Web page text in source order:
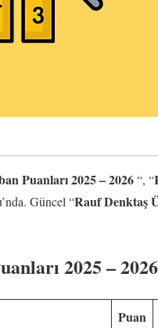
Puanları 2025 – 2026“, “
Güncel “Rauf Denktaş
2025 – 2026
Puan